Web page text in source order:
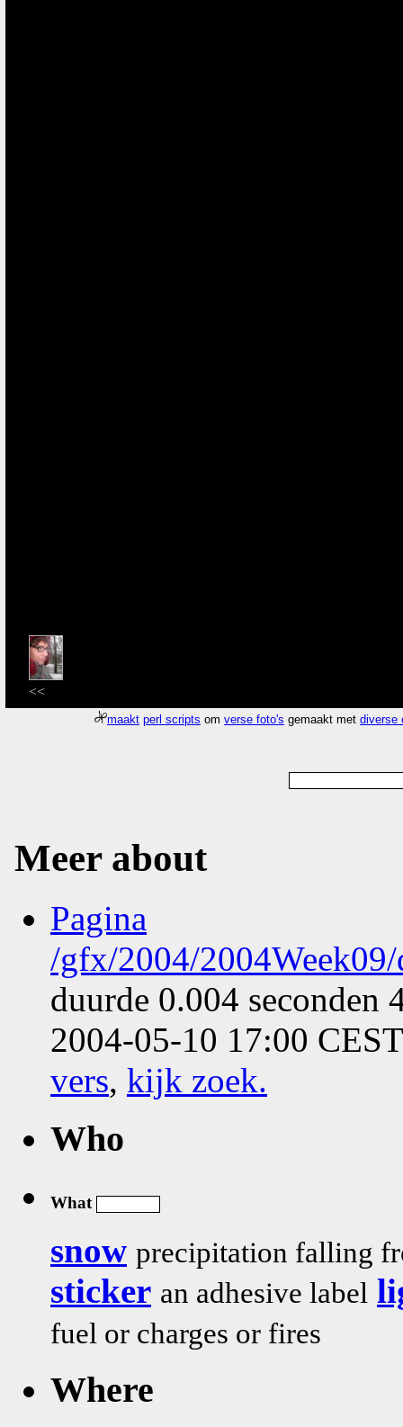
<<
maakt perl scripts omverse foto's gemaakt metdiverse
Meer about
Pagina
/gfx/2004/
duurde 0.004 seconden
2004-05-10 17:00
vers, kijk zoek.
Who
What
snow precipitation falling
sticker an adhesive label
fuel or charges or fires
Where